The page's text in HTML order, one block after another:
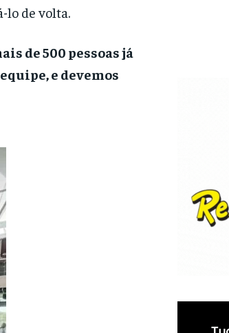
lo de volta.
de 500 pessoas já
e devemos